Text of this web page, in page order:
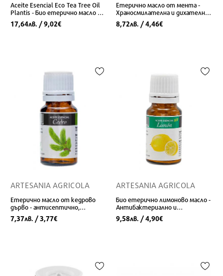
Aceite Esencial Eco Tea Tree Oil
Plantis - Био етерично масло от
чаено дърво, 10 ml
17,64лв. / 9,02€
Етерично масло от мента -
Храносмилателна и дихателна
система, 10 ml
8,72лв. / 4,46€
ARTESANIA AGRICOLA
Етерично масло от кедрово
дърво - антисептично,
противовъзпалително
действие, 10 ml
7,37лв. / 3,77€
ARTESANIA AGRICOLA
Био етерично лимоново масло -
Антибактериално и
противогъбично действие, 10
ml
9,58лв. / 4,90€